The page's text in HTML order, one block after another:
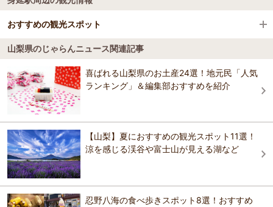
下部・身延・早川
下部・身延・早川
おすすめの観光スポット
古湯坊 源泉館
古くから湯の里として知られ、落ち着いた情緒が漂う下部温泉。中で
もこの湯は、岩盤から自噴する名湯で、武田信玄も傷を癒したと言わ
れている。湧き出す源泉のすぐ上には、大きな岩組の湯船がある。約
30度の源泉と適温に沸かした熱めの湯に、交互に入浴するのが流儀
だ。食事付プラン（５０００円）もある。
おすすめの観光スポットガイドを見る
山梨県のじゃらんニュース関連記事
喜ばれる山梨県のお土産24選！地元民「人気
ランキング」＆編集部おすすめを紹介
【山梨】夏におすすめの観光スポット11選！
涼を感じる渓谷や富士山が見える湖など
忍野八海の食べ歩きスポット8選！おすすめ